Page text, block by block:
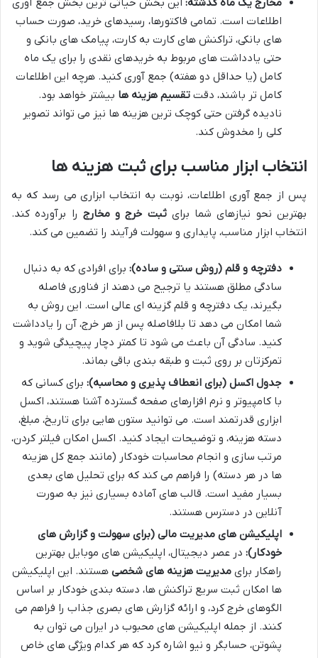
اطلاعات است. تمامی فاکتورها، رسیدهای خرید، صورت حساب
های بانکی، تراکنش های کارت به کارت، پیامک های بانکی و
حتی یادداشت های مربوط به خریدهای نقدی را برای یک ماه
کامل (یا حداقل دو هفته) جمع آوری کنید. هرچه این اطلاعات
کامل تر باشند، دقت تقسیم هزینه ها بیشتر خواهد بود.
نادیده گرفتن حتی کوچک ترین هزینه ها نیز می تواند تصویر
کلی را مخدوش کند.
انتخاب ابزار مناسب برای ثبت هزینه ها
پس از جمع آوری اطلاعات، نوبت به انتخاب ابزاری می رسد که به
بهترین نحو نیازهای شما برایثبت خرج و مخارج را برآورده کند.
انتخاب ابزار مناسب، پایداری و سهولت فرآیند را تضمین می کند.
دفترچه و قلم (روش سنتی و ساده): برای افرادی که به دنبال
سادگی مطلق هستند یا ترجیح می دهند از فناوری فاصله
بگیرند، یک دفترچه و قلم گزینه ای عالی است. این روش به
شما امکان می دهد تا بلافاصله پس از هر خرج، آن را یادداشت
کنید. سادگی آن باعث می شود تا کمتر دچار پیچیدگی شوید و
تمرکزتان بر روی ثبت و طبقه بندی باقی بماند.
جدول اکسل (برای انعطاف پذیری و محاسبه): برای کسانی که
با کامپیوتر و نرم افزارهای صفحه گسترده آشنا هستند، اکسل
ابزاری قدرتمند است. می توانید ستون هایی برای تاریخ، مبلغ،
دسته هزینه، و توضیحات ایجاد کنید. اکسل امکان فیلتر کردن،
مرتب سازی و انجام محاسبات خودکار (مانند جمع کل هزینه
ها در هر دسته) را فراهم می کند که برای تحلیل های بعدی
بسیار مفید است. قالب های آماده بسیاری نیز به صورت
آنلاین در دسترس هستند.
اپلیکیشن های مدیریت مالی (برای سهولت و گزارش های
خودکار): در عصر دیجیتال، اپلیکیشن های موبایل بهترین
راهکار برای مدیریت هزینه های شخصی هستند. این اپلیکیشن
ها امکان ثبت سریع تراکنش ها، دسته بندی خودکار بر اساس
الگوهای خرج کرد، و ارائه گزارش های بصری جذاب را فراهم می
کنند. از جمله اپلیکیشن های محبوب در ایران می توان به
پشوتن، حسابگر و نیو اشاره کرد که هر کدام ویژگی های خاص